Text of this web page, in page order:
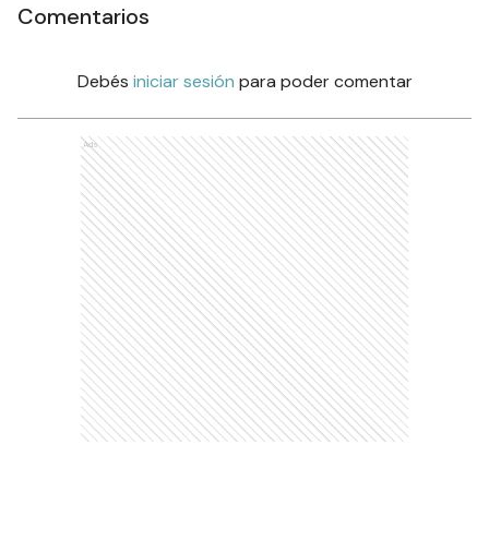
Comentarios
Debés iniciar sesión para poder comentar
Ads